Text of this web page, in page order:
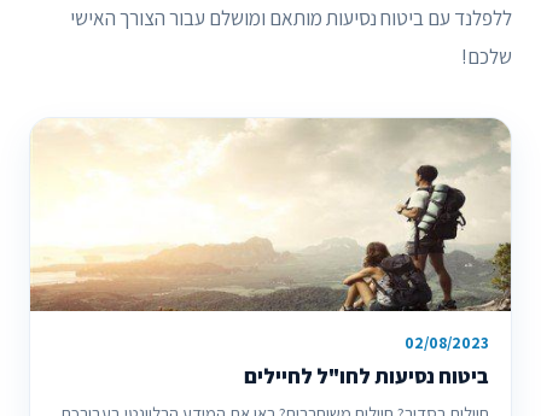
ללפלנד עם ביטוח נסיעות מותאם ומושלם עבור הצורך האישי
שלכם!
02/08/2023
ביטוח נסיעות לחו"ל לחיילים